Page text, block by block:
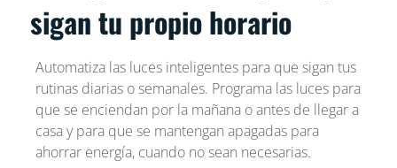
sigan tu propio horario
Automatiza las luces inteligentes para que sigan tus
rutinas diarias o semanales. Programa las luces para
que se enciendan por la mañana o antes de llegar a
casa y para que se mantengan apagadas para
ahorrar energía, cuando no sean necesarias.